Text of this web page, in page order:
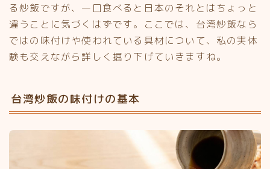
る炒飯ですが、一口食べると日本のそれとはちょっと
違うことに気づくはずです。ここでは、台湾炒飯なら
ではの味付けや使われている具材について、私の実体
験も交えながら詳しく掘り下げていきますね。
台湾炒飯の味付けの基本